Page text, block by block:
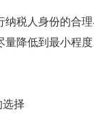
纳税人身份的合
量降低到最小程
选择